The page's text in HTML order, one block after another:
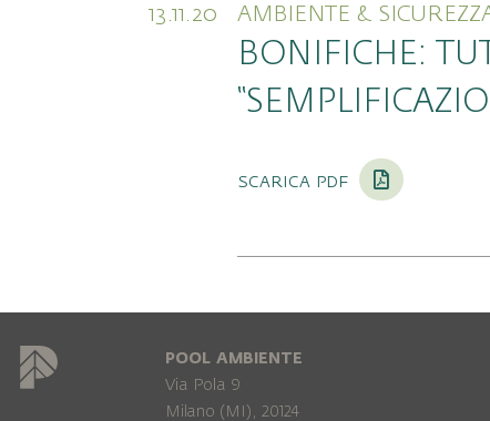
13.11.20 AMBIENTE &
BONIFICHE:
scarica pdf
POOL AMBIENTE
Via Pola 9
Milano (MI), 20124